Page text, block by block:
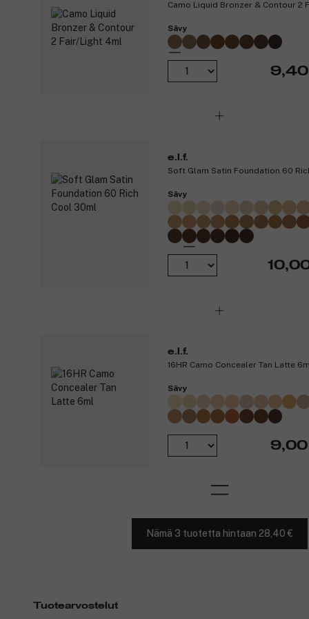
Camo Liquid Bronzer & Contour 2
Sävy
e.l.f.
Soft Glam Satin Foundation 60
Sävy
e.l.f.
16HR Camo Concealer Tan Latte
Sävy
Nämä 3 tuotetta hintaan 28,40 €
Tuotearvostelut